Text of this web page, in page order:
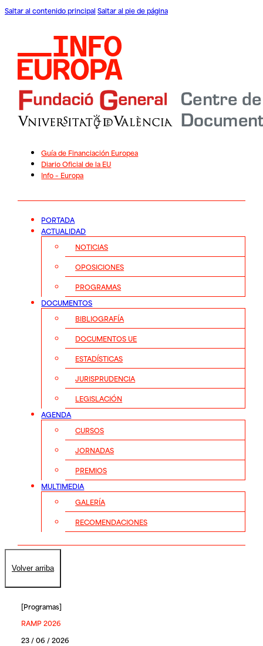
Saltar al contenido principal Saltar al pie de página
Guía de Financiación Europea
Diario Oficial de la EU
Info – Europa
PORTADA
ACTUALIDAD
NOTICIAS
OPOSICIONES
PROGRAMAS
DOCUMENTOS
BIBLIOGRAFÍA
DOCUMENTOS UE
ESTADÍSTICAS
JURISPRUDENCIA
LEGISLACIÓN
AGENDA
CURSOS
JORNADAS
PREMIOS
MULTIMEDIA
GALERÍA
RECOMENDACIONES
Volver arriba
[Programas]
RAMP 2026
23 / 06 / 2026